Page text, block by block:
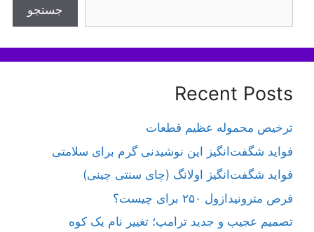
جستجو
Recent Posts
ترخیص محموله عظیم قطعات
فواید شگفت‌انگیز این نوشیدنی گرم برای سلامتی
فواید شگفت‌انگیز اولانگ (چای سنتی چینی)
قرص مترونیدازول ۲۵۰ برای چیست؟
تصمیم عجیب و جدید ترامپ؛ تغییر نام یک کوه